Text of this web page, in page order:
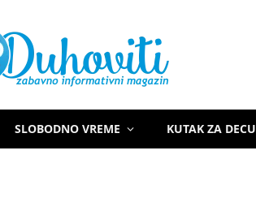
SLOBODNO VREME KUTAK ZA DECU